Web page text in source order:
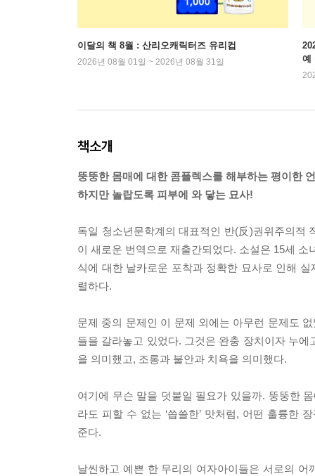
이달의 책 8월 : 산리오캐릭터즈 유리컵
2026년 08월 01일 ~ 2026년 08월 31일
예
책소개
뚱뚱한 몸매에 대한 콤플렉스를 해부하는 평이한
하지만 놀랍도록 피부에 와 닿는 묘사!
독일 청소년문학계의 대표적인 반(反)권위주의적
이 새로운 번역으로 재출간되었다. 소설은 15세
식에 대한 날카로운 포착과 정확한 묘사로 인해
렬하다.
문제 중의 문제인 이 문제 외에는 아무런 문제도
들을 갈라놓고 있었다. 그것은 완충 장치이자 누
을 의미했고, 조롱과 불안과 치욕을 의미했다.
여기에 무슨 말을 덧붙일 필요가 있을까. 뚱뚱한
라도 피할 수 없는 ‘씁쓸한’ 맛처럼, 어떤 훌륭한
준다.
날씬하고 예쁜 한 무리의 여자아이들은 서로의